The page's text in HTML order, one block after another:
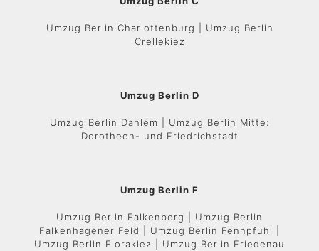
Umzug Berlin Charlottenburg | Umzug Berlin
Crellekiez
Umzug Berlin D
Umzug Berlin Dahlem | Umzug Berlin Mitte:
Dorotheen- und Friedrichstadt
Umzug Berlin F
Umzug Berlin Falkenberg | Umzug Berlin
Falkenhagener Feld | Umzug Berlin Fennpfuhl |
Umzug Berlin Florakiez | Umzug Berlin Friedenau